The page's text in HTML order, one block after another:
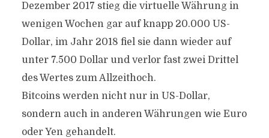
Dezember 2017 stieg die virtuelle Währung in
wenigen Wochen gar auf knapp 20.000 US-
Dollar, im Jahr 2018 fiel sie dann wieder auf
unter 7.500 Dollar und verlor fast zwei Drittel
des Wertes zum Allzeithoch.
Bitcoins werden nicht nur in US-Dollar,
sondern auch in anderen Währungen wie Euro
oder Yen gehandelt.